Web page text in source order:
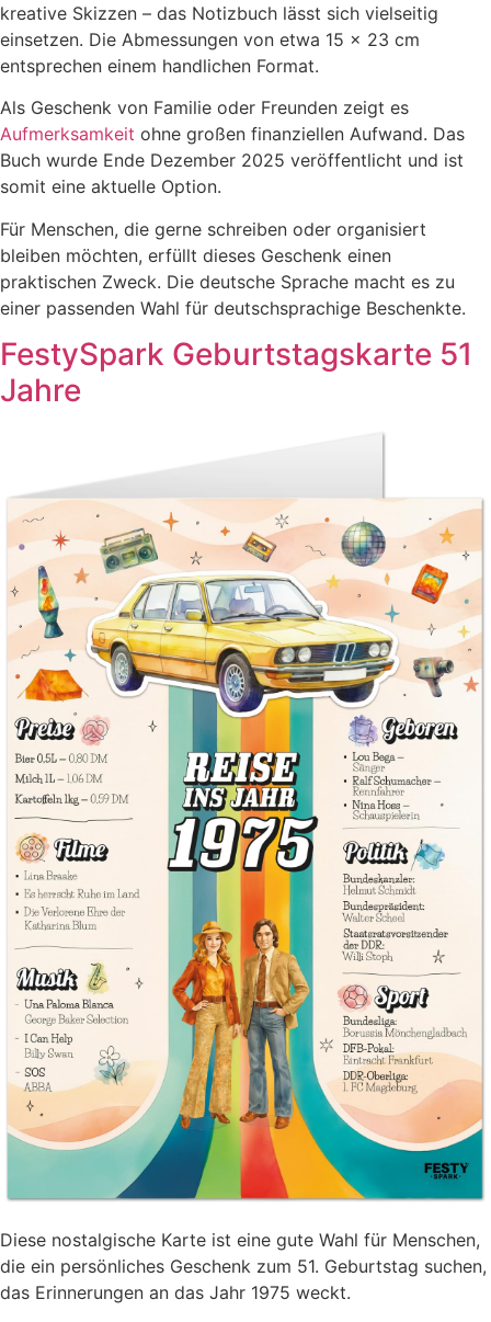
kreative Skizzen – das Notizbuch lässt sich vielseitig
einsetzen. Die Abmessungen von etwa 15 x 23 cm
entsprechen einem handlichen Format.
Als Geschenk von Familie oder Freunden zeigt es
Aufmerksamkeit ohne großen finanziellen Aufwand. Das
Buch wurde Ende Dezember 2025 veröffentlicht und ist
somit eine aktuelle Option.
Für Menschen, die gerne schreiben oder organisiert
bleiben möchten, erfüllt dieses Geschenk einen
praktischen Zweck. Die deutsche Sprache macht es zu
einer passenden Wahl für deutschsprachige Beschenkte.
FestySpark Geburtstagskarte 51
Jahre
Diese nostalgische Karte ist eine gute Wahl für Menschen,
die ein persönliches Geschenk zum 51. Geburtstag suchen,
das Erinnerungen an das Jahr 1975 weckt.